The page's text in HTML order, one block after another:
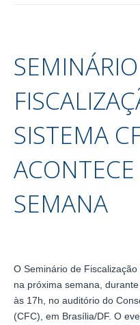
SISTEMA
SEMANA
O Seminário de
na próxima semana,
às 17h, no auditório do
(CFC), em Brasília/DF. O